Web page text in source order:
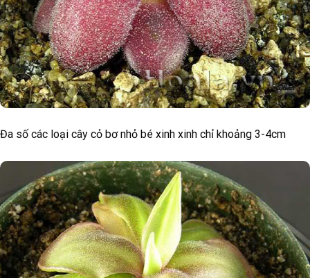
Đa số các loại cây cỏ bơ nhỏ bé xinh xinh chỉ khoảng 3-4cm